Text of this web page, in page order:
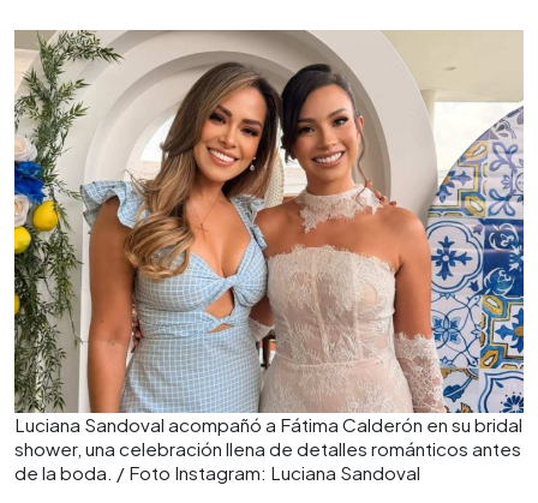
Luciana Sandoval acompañó a Fátima Calderón en su bridal
shower, una celebración llena de detalles románticos antes
de la boda. / Foto Instagram: Luciana Sandoval